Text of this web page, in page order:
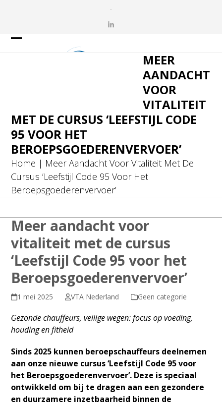
LinkedIn
MEER
AANDACHT
VOOR
VITALITEIT
MET DE CURSUS ‘LEEFSTIJL CODE
95 VOOR HET
BEROEPSGOEDERENVERVOER’
Home | Meer Aandacht Voor Vitaliteit Met De
Cursus ‘Leefstijl Code 95 Voor Het
Beroepsgoederenvervoer’
Meer aandacht voor
vitaliteit met de cursus
‘Leefstijl Code 95 voor het
Beroepsgoederenvervoer’
1 mei 2025 VTA Nederland Geen categorie
Gezonde chauffeurs, veilige wegen: focus op voeding,
houding en fitheid
Sinds 2025 kunnen beroepschauffeurs deelnemen
aan onze nieuwe cursus ‘Leefstijl Code 95 voor
het Beroepsgoederenvervoer’. Deze is speciaal
ontwikkeld om bij te dragen aan een gezondere
en duurzamere inzetbaarheid binnen de